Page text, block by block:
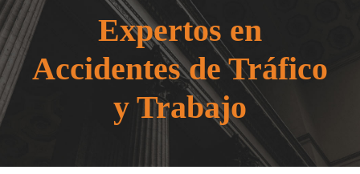
Expertos en
Accidentes de Tráfico
y Trabajo